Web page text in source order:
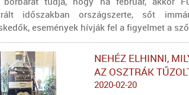
időszakban országszerte, sőt
események hívják fel a figyelmet a
NEHÉZ ELHINNI,
AZ OSZTRÁK
2020-02-20